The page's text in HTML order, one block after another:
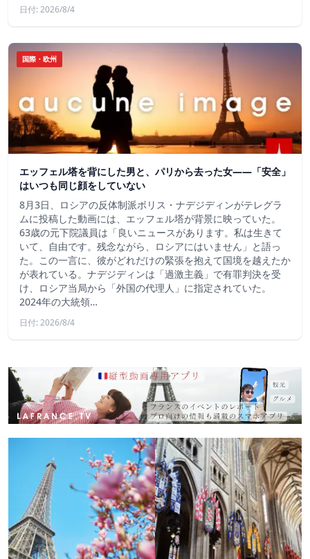
日付: 2026/8/4
国際・欧州
エッフェル塔を背にした男と、パリから去った女——「安全」
はいつも同じ顔をしていない
8月3日、ロシアの反体制派ボリス・ナデジディンがテレグラ
ムに投稿した動画には、エッフェル塔が背景に映っていた。
63歳の元下院議員は「良いニュースがあります。私は生きて
いて、自由です。残念ながら、ロシアにはいません」と語っ
た。この一言に、彼がどれだけの緊張を抱えて国境を越えたか
が表れている。ナデジディンは「過激主義」で有罪判決を受
け、ロシア当局から「外国の代理人」に指定されていた。
2024年の大統領…
日付: 2026/8/4